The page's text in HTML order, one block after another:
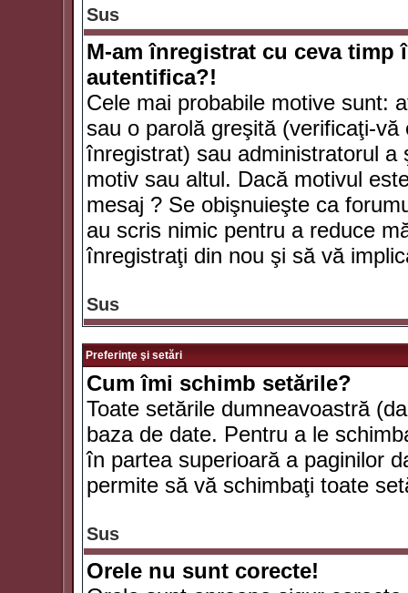
Sus
M-am înregistrat cu ceva timp
autentifica?!
Cele mai probabile motive sunt:
sau o parolă greşită (verificaţi-
înregistrat) sau administratorul
motiv sau altul. Dacă motivul
mesaj ? Se obişnuieşte ca
au scris nimic pentru a reduce
înregistraţi din nou şi să vă
Sus
Preferinţe şi setări
Cum îmi schimb setările?
Toate setările dumneavoastră
baza de date. Pentru a le
în partea superioară a paginilor
permite să vă schimbaţi toate
Sus
Orele nu sunt corecte!